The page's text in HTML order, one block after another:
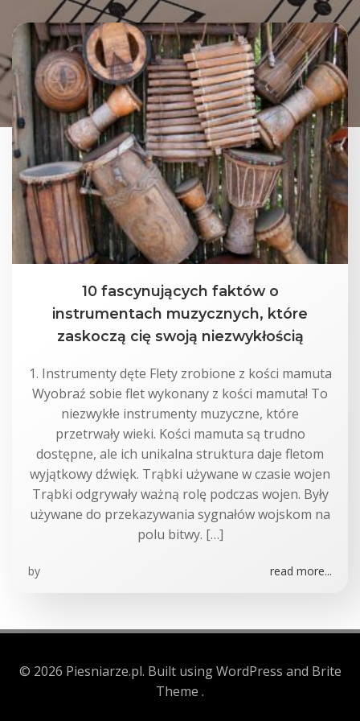
10 fascynujących faktów o
instrumentach muzycznych, które
zaskoczą cię swoją niezwykłością
1. Instrumenty dęte Flety zrobione z kości mamuta
Wyobraź sobie flet wykonany z kości mamuta! To
niezwykłe instrumenty muzyczne, które
przetrwały wieki. Kości mamuta są trudno
dostępne, ale ich unikalna struktura daje fletom
wyjątkowy dźwięk. Trąbki używane w czasie wojen
Trąbki odgrywały ważną rolę podczas wojen. Były
używane do przekazywania sygnałów wojskom na
polu bitwy. […]
by read more...
© 2026 Piesniarze.pl. Built using WordPress and Brite
Theme .